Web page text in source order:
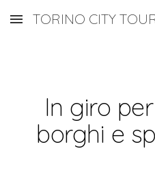
Skip to main content
TORINO CITY
In giro
borghi e